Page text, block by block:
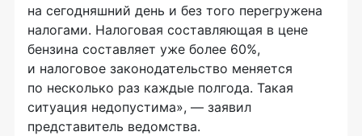
на сегодняшний день и без того перегружена
налогами. Налоговая составляющая в цене
бензина составляет уже более 60%,
и налоговое законодательство меняется
по несколько раз каждые полгода. Такая
ситуация недопустима», — заявил
представитель ведомства.